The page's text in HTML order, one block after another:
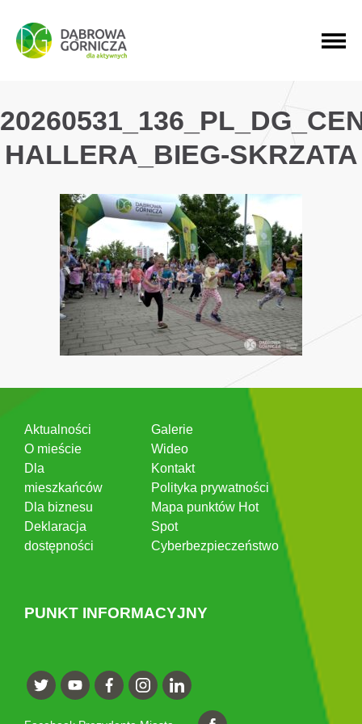
PRZEJDŹ DO MENU GŁÓWNEGO
PRZEJDŹ DO WYSZUKIWARKI
PRZEJDŹ DO TREŚCI
HALLERA_BIEG-SKRZATA
Aktualności
O mieście
Dla
mieszkańców
Dla biznesu
Deklaracja
dostępności
Galerie
Wideo
Kontakt
Polityka prywatności
Mapa punktów Hot
Spot
Cyberbezpieczeństwo
PUNKT INFORMACYJNY